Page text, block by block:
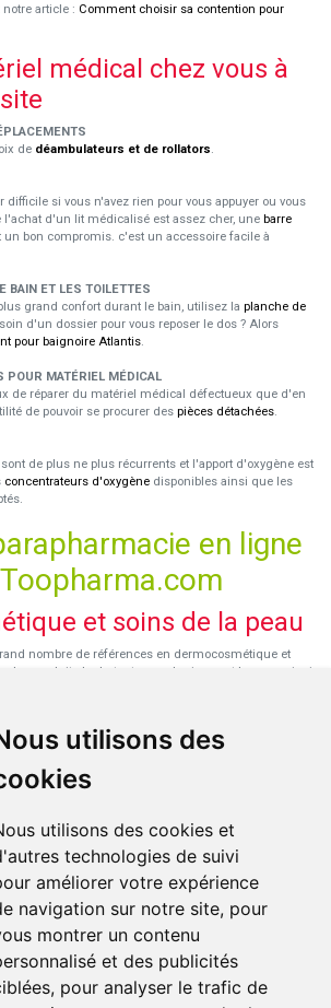
utilisons des
utilisons des cookies et
technologies de suivi
améliorer votre expérience
navigation sur notre site, pour
montrer un contenu
et des publicités
pour analyser le trafic de
article : Comment choisir sa contention pour
médical chez vous à
de déambulateurs et de rollators.
difficile si vous n'avez rien pour vous appuyer ou vous
l'achat d'un lit médicalisé est assez cher, une barre
un bon compromis. c'est un accessoire facile à
BAIN ET LES TOILETTES
grand confort durant le bain, utilisez la planche de
d'un dossier pour vous reposer le dos ? Alors
pour baignoire Atlantis.
POUR MATÉRIEL MÉDICAL
de réparer du matériel médical défectueux que d'en
de pouvoir se procurer des pièces détachées.
de plus ne plus récurrents et l'apport d'oxygène est
concentrateurs d'oxygène disponibles ainsi que les
en ligne
et soins de la peau
nombre de références en dermocosmétique et
les produits hydratants pour le visage et le corps ainsi
sensibles ou à tendance atopique, les soins pour
Découvrez nos nouvelles références SVR
les peaux encore jeunes
en micronutrition et
particulier pour la micronutrition qui permet souvent
ou d'améliorer des troubles métaboliques mineurs.
sont souvent complémentaires de traitements
bien conseillés.
et les produits de nutrition sportive,
française
Eric Favre
. Cette gamme est
choix qualitatif des ingrédients et sur une formulation
de chaque sportif. La gamme hydratation
une hydratation maximale.